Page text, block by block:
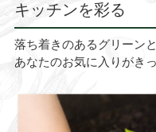
キッチンを彩る
落ち着きのあるグリーン
あなたのお気に入りがき